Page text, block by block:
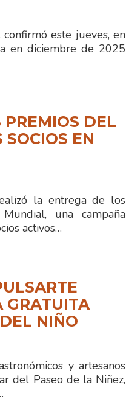
este jueves, en
en diciembre de 2025
PREMIOS DEL
EN
la entrega de los
una campaña
activos…
GRATUITA
NIÑO
y artesanos
del Paseo de la Niñez,